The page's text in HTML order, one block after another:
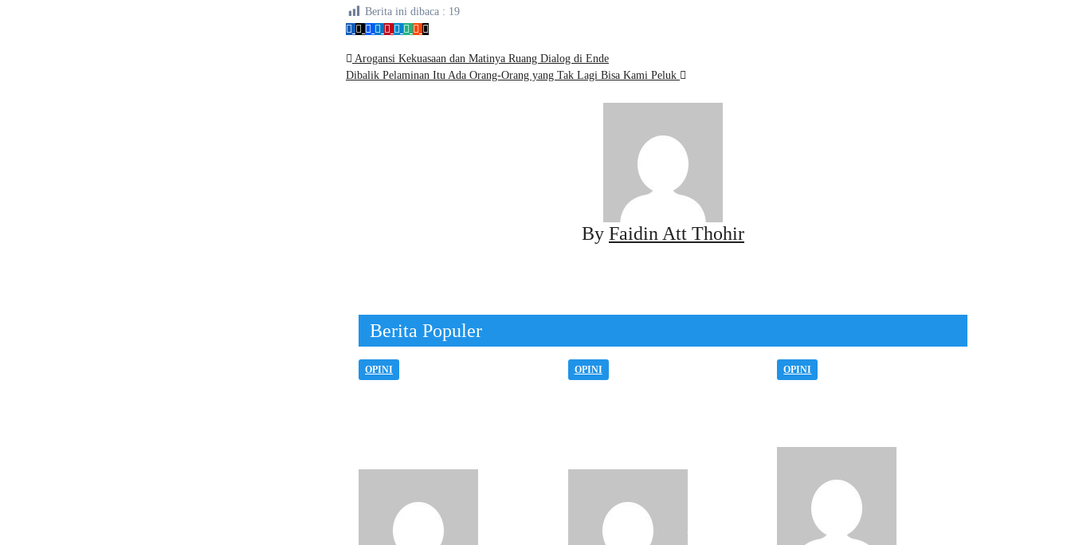
Berita ini dibaca : 19
Navigasi
Arogansi Kekuasaan dan Matinya Ruang Dialog di Ende
Dibalik Pelaminan Itu Ada Orang-Orang yang Tak Lagi Bisa Kami Peluk
By Faidin Att Thohir
Berita Populer
OPINI OPINI OPINI